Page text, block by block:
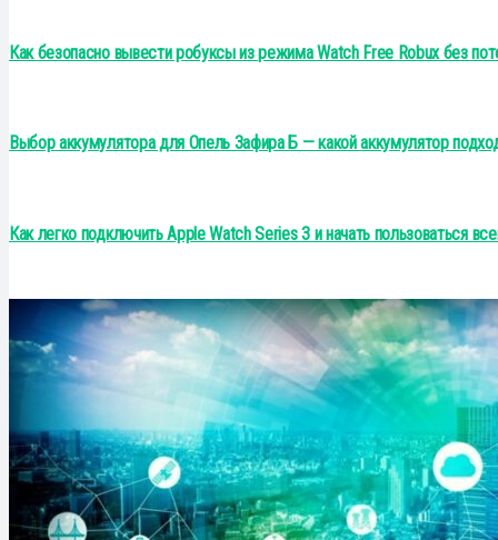
Как безопасно вывести робуксы из режима Watch Free Robux без
Выбор аккумулятора для Опель Зафира Б — какой аккумулятор
Как легко подключить Apple Watch Series 3 и начать пользоваться